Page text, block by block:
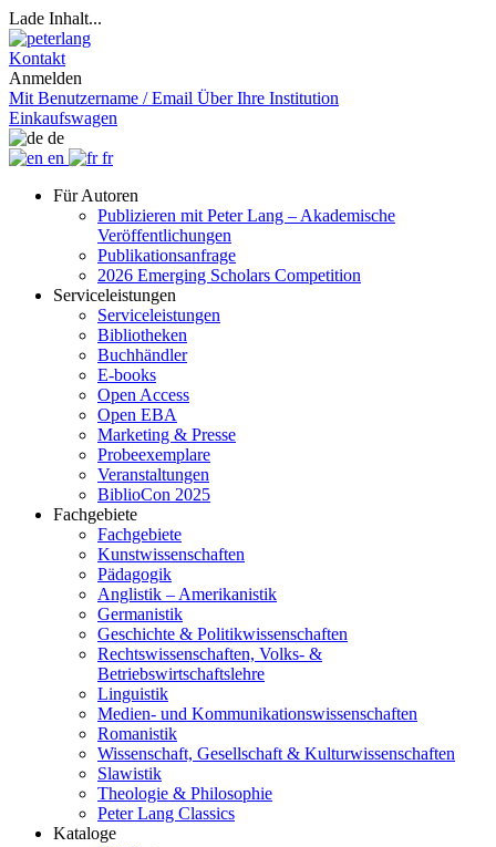
Lade Inhalt...
Kontakt
Anmelden
Mit Benutzername / Email Über Ihre Institution
Einkaufswagen
de
en
fr
Für Autoren
Publizieren mit Peter Lang – Akademische
Veröffentlichungen
Publikationsanfrage
2026 Emerging Scholars Competition
Serviceleistungen
Serviceleistungen
Bibliotheken
Buchhändler
E-books
Open Access
Open EBA
Marketing & Presse
Probeexemplare
Veranstaltungen
BiblioCon 2025
Fachgebiete
Fachgebiete
Kunstwissenschaften
Pädagogik
Anglistik – Amerikanistik
Germanistik
Geschichte & Politikwissenschaften
Rechtswissenschaften, Volks- &
Betriebswirtschaftslehre
Linguistik
Medien- und Kommunikationswissenschaften
Romanistik
Wissenschaft, Gesellschaft & Kulturwissenschaften
Slawistik
Theologie & Philosophie
Peter Lang Classics
Kataloge